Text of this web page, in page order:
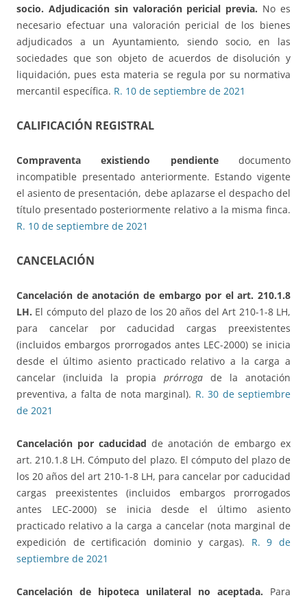
socio. Adjudicación sin valoración pericial previa. No es
necesario efectuar una valoración pericial de los bienes
adjudicados a un Ayuntamiento, siendo socio, en las
sociedades que son objeto de acuerdos de disolución y
liquidación, pues esta materia se regula por su normativa
mercantil específica. R. 10 de septiembre de 2021
CALIFICACIÓN REGISTRAL
Compraventa existiendo pendientedocumento
incompatible presentado anteriormente. Estando vigente
el asiento de presentación, debe aplazarse el despacho del
título presentado posteriormente relativo a la misma finca.
R. 10 de septiembre de 2021
CANCELACIÓN
Cancelación de anotación de embargo por el art. 210.1.8
LH. El cómputo del plazo de los 20 años del Art 210-1-8 LH,
para cancelar por caducidad cargas preexistentes
(incluidos embargos prorrogados antes LEC-2000) se inicia
desde el último asiento practicado relativo a la carga a
cancelar (incluida la propia prórroga de la anotación
preventiva, a falta de nota marginal). R. 30 de septiembre
de 2021
Cancelación por caducidad de anotación de embargo ex
art. 210.1.8 LH. Cómputo del plazo. El cómputo del plazo de
los 20 años del art 210-1-8 LH, para cancelar por caducidad
cargas preexistentes (incluidos embargos prorrogados
antes LEC-2000) se inicia desde el último asiento
practicado relativo a la carga a cancelar (nota marginal de
expedición de certificación dominio y cargas). R. 9 de
septiembre de 2021
Cancelación de hipoteca unilateral no aceptada. Para